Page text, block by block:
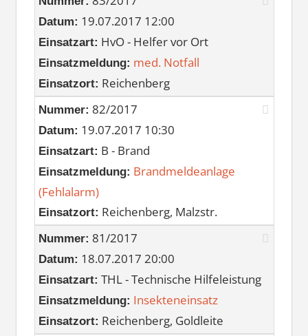
Datum: 19.07.2017 12:00
Einsatzart: HvO - Helfer vor Ort
Einsatzmeldung: med. Notfall
Einsatzort: Reichenberg
Nummer: 82/2017
Datum: 19.07.2017 10:30
Einsatzart: B - Brand
Einsatzmeldung: Brandmeldeanlage
(Fehlalarm)
Einsatzort: Reichenberg, Malzstr.
Nummer: 81/2017
Datum: 18.07.2017 20:00
Einsatzart: THL - Technische Hilfeleistung
Einsatzmeldung: Insekteneinsatz
Einsatzort: Reichenberg, Goldleite